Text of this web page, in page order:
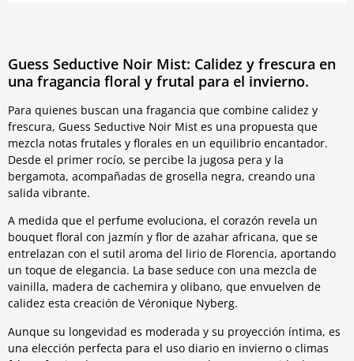
Guess Seductive Noir Mist: Calidez y frescura en
una fragancia floral y frutal para el invierno.
Para quienes buscan una fragancia que combine calidez y
frescura, Guess Seductive Noir Mist es una propuesta que
mezcla notas frutales y florales en un equilibrio encantador.
Desde el primer rocío, se percibe la jugosa pera y la
bergamota, acompañadas de grosella negra, creando una
salida vibrante.
A medida que el perfume evoluciona, el corazón revela un
bouquet floral con jazmín y flor de azahar africana, que se
entrelazan con el sutil aroma del lirio de Florencia, aportando
un toque de elegancia. La base seduce con una mezcla de
vainilla, madera de cachemira y olibano, que envuelven de
calidez esta creación de Véronique Nyberg.
Aunque su longevidad es moderada y su proyección íntima, es
una elección perfecta para el uso diario en invierno o climas